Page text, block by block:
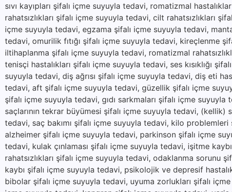
sıvı kayıpları şifalı içme suyuyla tedavi, romatizmal
rahatsızlıkları şifalı içme suyuyla tedavi, cilt rahatsızlıkları
içme suyuyla tedavi, egzama şifalı içme suyuyla tedavi,
tedavi, omurilik fıtığı şifalı içme suyuyla tedavi, kireçlenme
iltihaplanma şifalı içme suyuyla tedavi, romatizmal
tenisçi hastalıkları şifalı içme suyuyla tedavi, ses kısıklığı
suyuyla tedavi, diş ağrısı şifalı içme suyuyla tedavi, diş eti
tedavi, aft şifalı içme suyuyla tedavi, güzellik şifalı içme
şifalı içme suyuyla tedavi, gıdı sarkmaları şifalı içme
saçlarının tekrar büyümesi şifalı içme suyuyla tedavi,
tedavi, saç bakımı şifalı içme suyuyla tedavi, kilo
alzheimer şifalı içme suyuyla tedavi, parkinson şifalı içme
tedavi, kulak çınlaması şifalı içme suyuyla tedavi, işitme
rahatsızlıkları şifalı içme suyuyla tedavi, odaklanma sorunu
kaybı şifalı içme suyuyla tedavi, psikolojik ve depresif
bibolar şifalı içme suyuyla tedavi, uyuma zorlukları şifalı